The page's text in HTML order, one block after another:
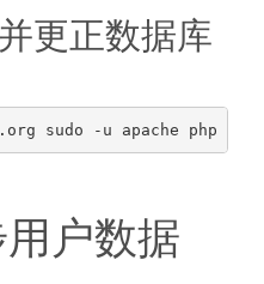
更正数据库
户数据